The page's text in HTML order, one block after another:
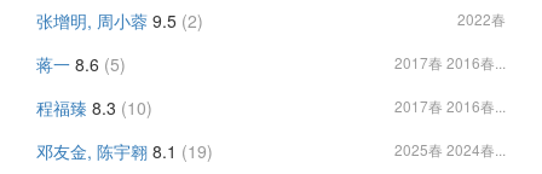
张增明, 周小蓉 9.5 (2) 2022春
蒋一 8.6 (5) 2017春 2016春...
程福臻 8.3 (10) 2017春 2016春...
邓友金, 陈宇翱 8.1 (19) 2025春 2024春...